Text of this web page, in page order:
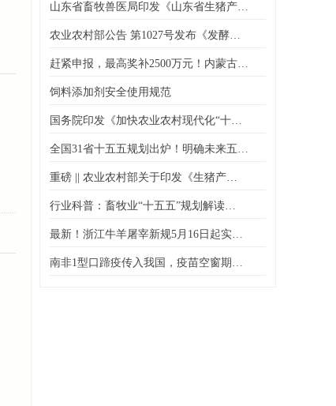
山东省畜牧兽医局印发《山东省生猪产…
农业农村部公告 第1027号发布《发酵…
赶紧申报，最高奖补2500万元！内蒙古…
饲料添加剂安全使用规范
国务院印发《加快农业农村现代化“十…
全国31省十五五规划出炉！明确未来五…
重磅 || 农业农村部关于印发《生猪产…
行业科普：畜牧业“十五五”规划解读…
最新！浙江牛羊屠宰新规5月16日起实…
南非1型口蹄疫传入我国，疫苗空窗期…